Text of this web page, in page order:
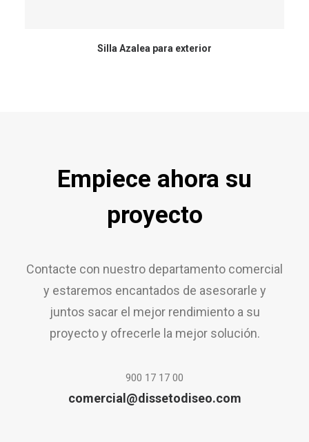
Silla Azalea para exterior
Empiece ahora su
proyecto
Contacte con nuestro departamento comercial
y estaremos encantados de asesorarle y
juntos sacar el mejor rendimiento a su
proyecto y ofrecerle la mejor solución.
900 17 17 00
comercial@dissetodiseo.com